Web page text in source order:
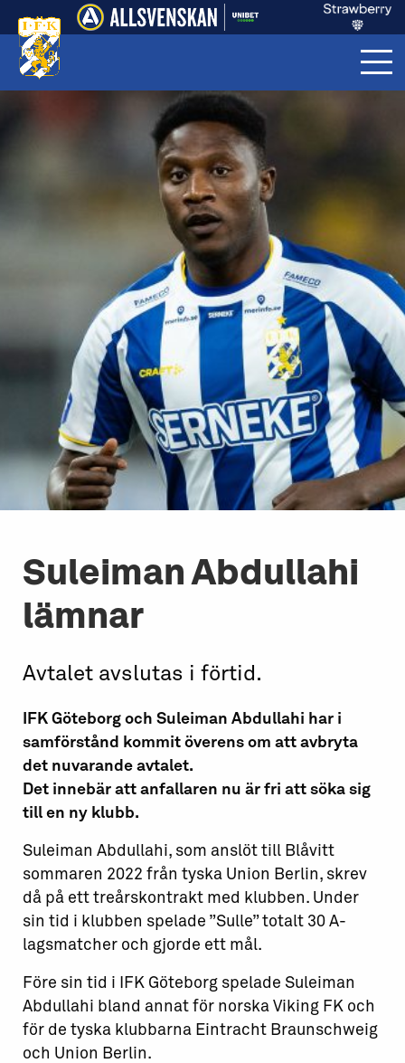
Suleiman Abdullahi
lämnar
Avtalet avslutas i förtid.
IFK Göteborg och Suleiman Abdullahi har i
samförstånd kommit överens om att avbryta
det nuvarande avtalet.
Det innebär att anfallaren nu är fri att söka sig
till en ny klubb.
Suleiman Abdullahi, som anslöt till Blåvitt
sommaren 2022 från tyska Union Berlin, skrev
då på ett treårskontrakt med klubben. Under
sin tid i klubben spelade ”Sulle” totalt 30 A-
lagsmatcher och gjorde ett mål.
Före sin tid i IFK Göteborg spelade Suleiman
Abdullahi bland annat för norska Viking FK och
för de tyska klubbarna Eintracht Braunschweig
och Union Berlin.